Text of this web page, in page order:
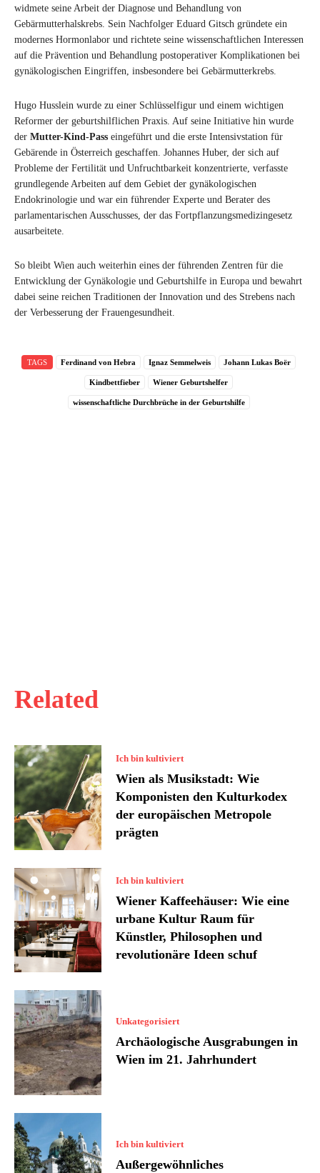
Related
Ich bin kultiviert
Wien als Musikstadt: Wie
Komponisten den Kulturkodex
der europäischen Metropole
prägten
Ich bin kultiviert
Wiener Kaffeehäuser: Wie eine
urbane Kultur Raum für
Künstler, Philosophen und
revolutionäre Ideen schuf
Unkategorisiert
Archäologische Ausgrabungen in
Wien im 21. Jahrhundert
Ich bin kultiviert
Außergewöhnliches
widmete seine Arbeit der Diagnose und Behandlung von
Gebärmutterhalskrebs. Sein Nachfolger Eduard Gitsch gründete ein
modernes Hormonlabor und richtete seine wissenschaftlichen Interessen
auf die Prävention und Behandlung postoperativer Komplikationen bei
gynäkologischen Eingriffen, insbesondere bei Gebärmutterkrebs.
Hugo Husslein wurde zu einer Schlüsselfigur und einem wichtigen
Reformer der geburtshilflichen Praxis. Auf seine Initiative hin wurde
der Mutter-Kind-Pass eingeführt und die erste Intensivstation für
Gebärende in Österreich geschaffen. Johannes Huber, der sich auf
Probleme der Fertilität und Unfruchtbarkeit konzentrierte, verfasste
grundlegende Arbeiten auf dem Gebiet der gynäkologischen
Endokrinologie und war ein führender Experte und Berater des
parlamentarischen Ausschusses, der das Fortpflanzungsmedizingesetz
ausarbeitete.
So bleibt Wien auch weiterhin eines der führenden Zentren für die
Entwicklung der Gynäkologie und Geburtshilfe in Europa und bewahrt
dabei seine reichen Traditionen der Innovation und des Strebens nach
der Verbesserung der Frauengesundheit.
TAGS Ferdinand von Hebra Ignaz Semmelweis Johann Lukas Boër
Kindbettfieber Wiener Geburtshelfer
wissenschaftliche Durchbrüche in der Geburtshilfe